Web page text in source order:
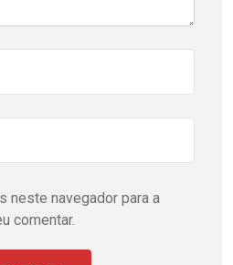
neste navegador para a
comentar.